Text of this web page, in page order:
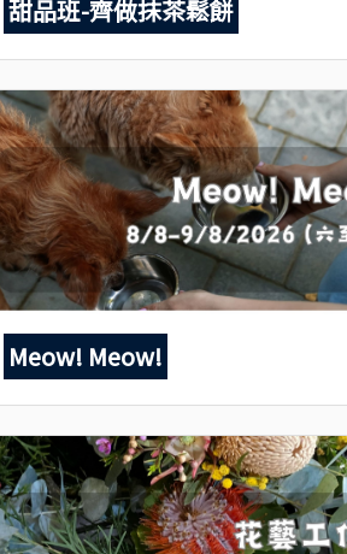
甜品班-齊做抹茶鬆餅
Meow! Meow!